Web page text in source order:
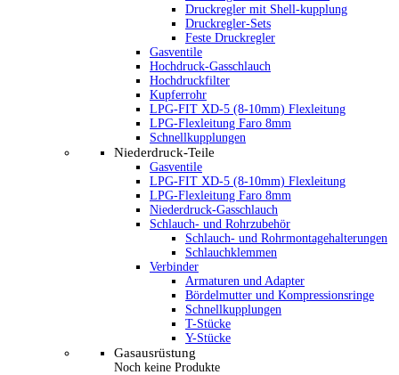
Druckregler mit Shell-kupplung
Druckregler-Sets
Feste Druckregler
Gasventile
Hochdruck-Gasschlauch
Hochdruckfilter
Kupferrohr
LPG-FIT XD-5 (8-10mm) Flexleitung
LPG-Flexleitung Faro 8mm
Schnellkupplungen
Niederdruck-Teile
Gasventile
LPG-FIT XD-5 (8-10mm) Flexleitung
LPG-Flexleitung Faro 8mm
Niederdruck-Gasschlauch
Schlauch- und Rohrzubehör
Schlauch- und Rohrmontagehalterungen
Schlauchklemmen
Verbinder
Armaturen und Adapter
Bördelmutter und Kompressionsringe
Schnellkupplungen
T-Stücke
Y-Stücke
Gasausrüstung
Noch keine Produkte